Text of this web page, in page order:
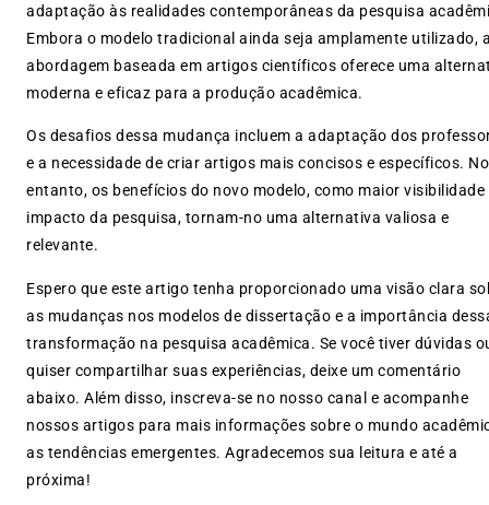
adaptação às realidades contemporâneas da pesquisa
Embora o modelo tradicional ainda seja amplamente utilizado,
abordagem baseada em artigos científicos oferece uma
moderna e eficaz para a produção acadêmica.
Os desafios dessa mudança incluem a adaptação dos
e a necessidade de criar artigos mais concisos e específicos. No
entanto, os benefícios do novo modelo, como maior visibilidade
impacto da pesquisa, tornam-no uma alternativa valiosa e
relevante.
Espero que este artigo tenha proporcionado uma visão clara
as mudanças nos modelos de dissertação e a importância
transformação na pesquisa acadêmica. Se você tiver dúvidas
quiser compartilhar suas experiências, deixe um comentário
abaixo. Além disso, inscreva-se no nosso canal e acompanhe
nossos artigos para mais informações sobre o mundo
as tendências emergentes. Agradecemos sua leitura e até a
próxima!